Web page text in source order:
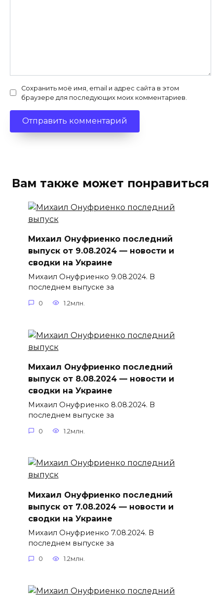
Сохранить моё имя, email и адрес сайта в этом
браузере для последующих моих комментариев.
Вам также может понравиться
Михаил Онуфриенко последний
выпуск от 9.08.2024 — новости и
сводки на Украине
Михаил Онуфриенко 9.08.2024. В
последнем выпуске за
0 1.2млн.
Михаил Онуфриенко последний
выпуск от 8.08.2024 — новости и
сводки на Украине
Михаил Онуфриенко 8.08.2024. В
последнем выпуске за
0 1.2млн.
Михаил Онуфриенко последний
выпуск от 7.08.2024 — новости и
сводки на Украине
Михаил Онуфриенко 7.08.2024. В
последнем выпуске за
0 1.2млн.